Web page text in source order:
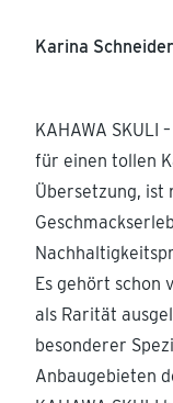
Karina
KAHAWA SKULI
für einen tollen
Übersetzung, ist
Es gehört schon
als Rarität
besonderer
Anbaugebieten